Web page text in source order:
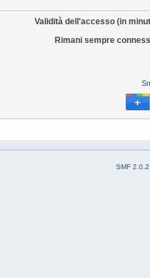
Validità dell'accesso (in
Rimani sempre
SMF 2.0.2